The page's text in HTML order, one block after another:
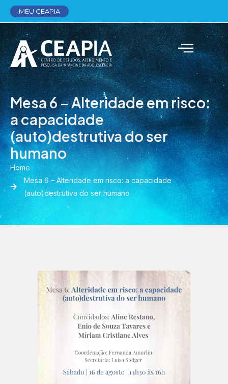
MEU CEAPIA
Mesa 6 – Alteridade em risco:
a capacidade
(auto)destrutiva do ser
humano
Home
Mesa 6 – Alteridade em risco: a capacidade
(auto)destrutiva do ser humano